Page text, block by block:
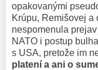
opakovanými
Krúpu, Remišovej
nespomenula
NATO i postup
s USA, pretože im
platení a ani o